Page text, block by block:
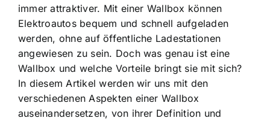
immer attraktiver. Mit einer Wallbox können
Elektroautos bequem und schnell aufgeladen
werden, ohne auf öffentliche Ladestationen
angewiesen zu sein. Doch was genau ist eine
Wallbox und welche Vorteile bringt sie mit sich?
In diesem Artikel werden wir uns mit den
verschiedenen Aspekten einer Wallbox
auseinandersetzen, von ihrer Definition und